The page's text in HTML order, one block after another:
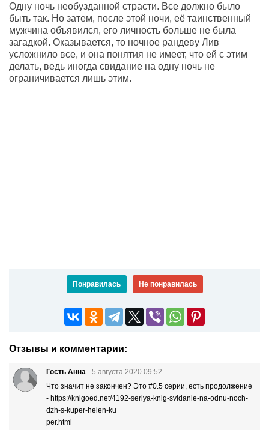
Одну ночь необузданной страсти. Все должно было
быть так. Но затем, после этой ночи, её таинственный
мужчина объявился, его личность больше не была
загадкой. Оказывается, то ночное рандеву Лив
усложнило все, и она понятия не имеет, что ей с этим
делать, ведь иногда свидание на одну ночь не
ограничивается лишь этим.
Понравилась Не понравилась
Отзывы и комментарии:
Гость Анна
5 августа 2020 09:52
Что значит не закончен? Это #0.5 серии, есть продолжение
- https://knigoed.net/4192-seriya-knig-svidanie-na-odnu-noch-
dzh-s-kuper-helen-ku
per.html